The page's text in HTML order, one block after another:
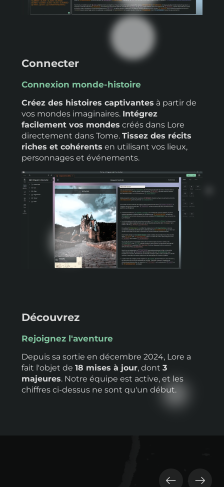
Connecter
Connexion monde-histoire
Créez des histoires captivantes à partir de
vos mondes imaginaires. Intégrez
facilement vos mondes créés dans Lore
directement dans Tome. Tissez des récits
riches et cohérents en utilisant vos lieux,
personnages et événements.
Découvrez
Rejoignez l'aventure
Depuis sa sortie en décembre 2024, Lore a
fait l'objet de 18 mises à jour, dont 3
majeures. Notre équipe est active, et les
chiffres ci-dessus ne sont qu'un début.